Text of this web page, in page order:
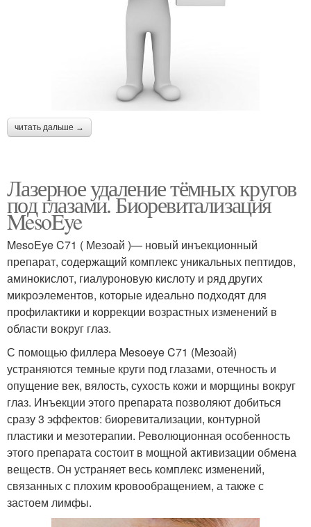
читать дальше →
Лазерное удаление тёмных кругов
под глазами. Биоревитализация
MesoEye
MesoEye C71 ( Мезоай )— новый инъекционный
препарат, содержащий комплекс уникальных пептидов,
аминокислот, гиалуроновую кислоту и ряд других
микроэлементов, которые идеально подходят для
профилактики и коррекции возрастных изменений в
области вокруг глаз.
С помощью филлера Mesoeye C71 (Мезоай)
устраняются темные круги под глазами, отечность и
опущение век, вялость, сухость кожи и морщины вокруг
глаз. Инъекции этого препарата позволяют добиться
сразу 3 эффектов: биоревитализации, контурной
пластики и мезотерапии. Революционная особенность
этого препарата состоит в мощной активизации обмена
веществ. Он устраняет весь комплекс изменений,
связанных с плохим кровообращением, а также с
застоем лимфы.